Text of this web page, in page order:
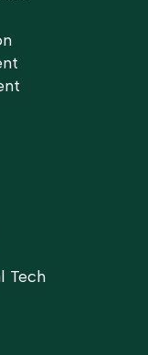
Tech